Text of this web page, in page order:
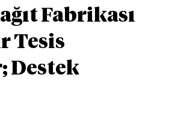
Fabrikası
Tesis
Destek